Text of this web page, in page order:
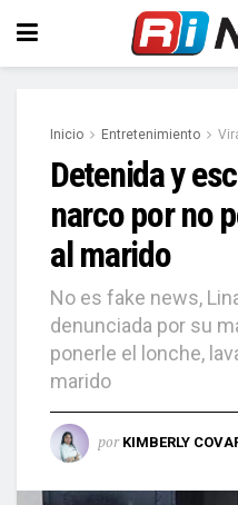
Inicio Entretenimiento
Detenida y
narco por no
al marido
No es fake news,
denunciada por su
ponerle el lonche,
marido
por KIMBERLY